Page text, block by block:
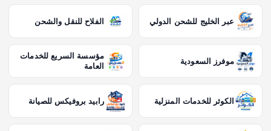
عبر الخليج للشحن الدولي الفلاح للنقل والشحن
موفرز السعودية
مؤسسة السريع للخدمات
العامة
الكوثر للخدمات المنزلية رابيد بروفيكس للصيانة